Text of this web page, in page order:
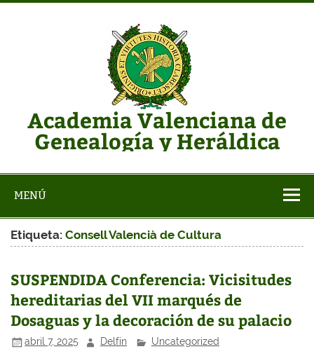
Saltar
Academia Valenciana de
Genealogía y Heráldica
MENÚ
Etiqueta:Consell Valencià de Cultura
SUSPENDIDA Conferencia: Vicisitudes
hereditarias del VII marqués de
Dosaguas y la decoración de su palacio
abril 7, 2025 Delfín Uncategorized